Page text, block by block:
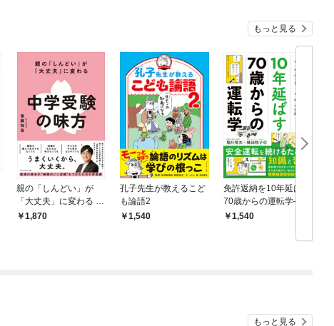
もっと見る
親の「しんどい」が
「大丈夫」に変わる 中
学受験の味方
1,870
孔子先生が教えるこど
も論語2
1,540
免許返納を10年延ばす
70歳からの運転学――
安全運転を続けるため
1,540
もっと見る